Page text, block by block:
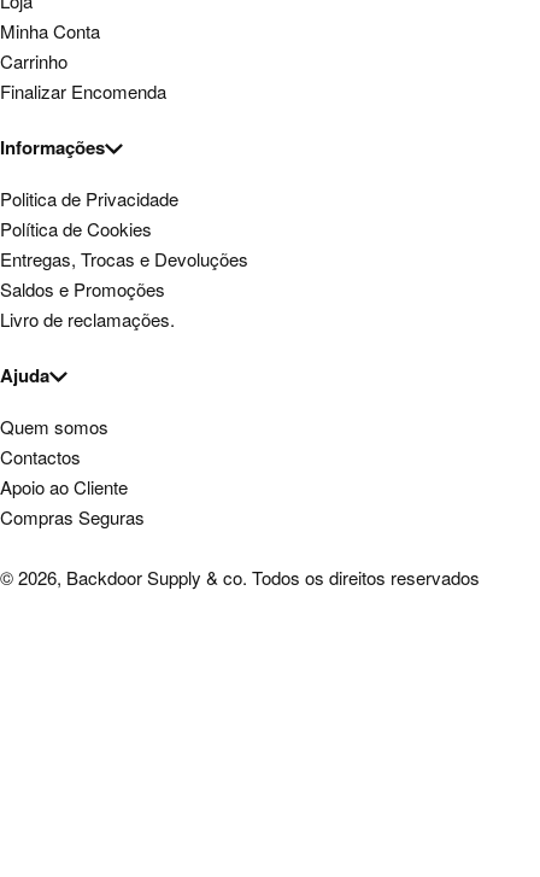
Minha Conta
Carrinho
Finalizar Encomenda
Informações
Politica de Privacidade
Política de Cookies
Entregas, Trocas e Devoluções
Saldos e Promoções
Livro de reclamações.
Ajuda
Quem somos
Contactos
Apoio ao Cliente
Compras Seguras
© 2026, Backdoor Supply & co. Todos os direitos reservados